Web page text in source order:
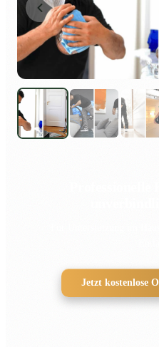
Jetzt kostenlose